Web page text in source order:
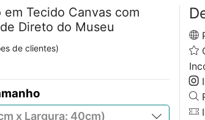
em Tecido Canvas com
Direto do Museu
de clientes)